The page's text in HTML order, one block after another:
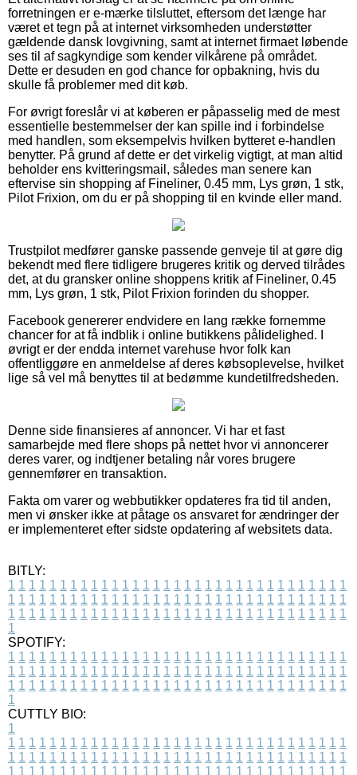
forretningen er e-mærke tilsluttet, eftersom det længe har
været et tegn på at internet virksomheden understøtter
gældende dansk lovgivning, samt at internet firmaet løbende
ses til af sagkyndige som kender vilkårene på området.
Dette er desuden en god chance for opbakning, hvis du
skulle få problemer med dit køb.
For øvrigt foreslår vi at køberen er påpasselig med de mest
essentielle bestemmelser der kan spille ind i forbindelse
med handlen, som eksempelvis hvilken bytteret e-handlen
benytter. På grund af dette er det virkelig vigtigt, at man altid
beholder ens kvitteringsmail, således man senere kan
eftervise sin shopping af Fineliner, 0.45 mm, Lys grøn, 1 stk,
Pilot Frixion, om du er på shopping til en kvinde eller mand.
Trustpilot medfører ganske passende genveje til at gøre dig
bekendt med flere tidligere brugeres kritik og derved tilrådes
det, at du gransker online shoppens kritik af Fineliner, 0.45
mm, Lys grøn, 1 stk, Pilot Frixion forinden du shopper.
Facebook genererer endvidere en lang række fornemme
chancer for at få indblik i online butikkens pålidelighed. I
øvrigt er der endda internet varehuse hvor folk kan
offentliggøre en anmeldelse af deres købsoplevelse, hvilket
lige så vel må benyttes til at bedømme kundetilfredsheden.
Denne side finansieres af annoncer. Vi har et fast
samarbejde med flere shops på nettet hvor vi annoncerer
deres varer, og indtjener betaling når vores brugere
gennemfører en transaktion.
Fakta om varer og webbutikker opdateres fra tid til anden,
men vi ønsker ikke at påtage os ansvaret for ændringer der
er implementeret efter sidste opdatering af websitets data.
BITLY:
1 1 1 1 1 1 1 1 1 1 1 1 1 1 1 1 1 1 1 1 1 1 1 1 1 1 1 1 1 1 1 1 1
1 1 1 1 1 1 1 1 1 1 1 1 1 1 1 1 1 1 1 1 1 1 1 1 1 1 1 1 1 1 1 1 1
1 1 1 1 1 1 1 1 1 1 1 1 1 1 1 1 1 1 1 1 1 1 1 1 1 1 1 1 1 1 1 1 1
1
SPOTIFY:
1 1 1 1 1 1 1 1 1 1 1 1 1 1 1 1 1 1 1 1 1 1 1 1 1 1 1 1 1 1 1 1 1
1 1 1 1 1 1 1 1 1 1 1 1 1 1 1 1 1 1 1 1 1 1 1 1 1 1 1 1 1 1 1 1 1
1 1 1 1 1 1 1 1 1 1 1 1 1 1 1 1 1 1 1 1 1 1 1 1 1 1 1 1 1 1 1 1 1
1
CUTTLY BIO:
1
1 1 1 1 1 1 1 1 1 1 1 1 1 1 1 1 1 1 1 1 1 1 1 1 1 1 1 1 1 1 1 1 1
1 1 1 1 1 1 1 1 1 1 1 1 1 1 1 1 1 1 1 1 1 1 1 1 1 1 1 1 1 1 1 1 1
1 1 1 1 1 1 1 1 1 1 1 1 1 1 1 1 1 1 1 1 1 1 1 1 1 1 1 1 1 1 1 1 1